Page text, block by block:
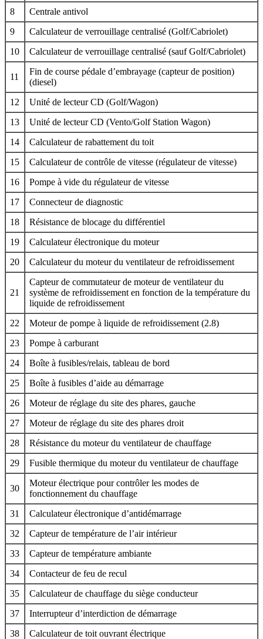
8
Centrale antivol
9
Calculateur de verrouillage centralisé (Golf/Cabriolet)
10
Calculateur de verrouillage centralisé (sauf Golf/Cabriolet)
11
Fin de course pédale d’embrayage (capteur de position)
(diesel)
12
Unité de lecteur CD (Golf/Wagon)
13
Unité de lecteur CD (Vento/Golf Station Wagon)
14
Calculateur de rabattement du toit
15
Calculateur de contrôle de vitesse (régulateur de vitesse)
16
Pompe à vide du régulateur de vitesse
17
Connecteur de diagnostic
18
Résistance de blocage du différentiel
19
Calculateur électronique du moteur
20
Calculateur du moteur du ventilateur de refroidissement
21
Capteur de commutateur de moteur de ventilateur du
système de refroidissement en fonction de la température du
liquide de refroidissement
22
Moteur de pompe à liquide de refroidissement (2.8)
23
Pompe à carburant
24
Boîte à fusibles/relais, tableau de bord
25
Boîte à fusibles d’aide au démarrage
26
Moteur de réglage du site des phares, gauche
27
Moteur de réglage du site des phares droit
28
Résistance du moteur du ventilateur de chauffage
29
Fusible thermique du moteur du ventilateur de chauffage
30
Moteur électrique pour contrôler les modes de
fonctionnement du chauffage
31
Calculateur électronique d’antidémarrage
32
Capteur de température de l’air intérieur
33
Capteur de température ambiante
34
Contacteur de feu de recul
35
Calculateur de chauffage du siège conducteur
37
Interrupteur d’interdiction de démarrage
38
Calculateur de toit ouvrant électrique